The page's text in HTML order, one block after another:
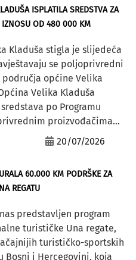
ISPLATILA SREDSTVA ZA
IZNOSU OD 480 000 KM
Kladuša stigla je slijedeća
se poljoprivredni
općine Velika
Velika Kladuša
po Programu
proizvođačima...
20/07/2026
60.000 KM PODRŠKE ZA
REGATU
predstavljen program
turističke Una regate,
turističko-sportskih
Bosni i Hercegovini, koja